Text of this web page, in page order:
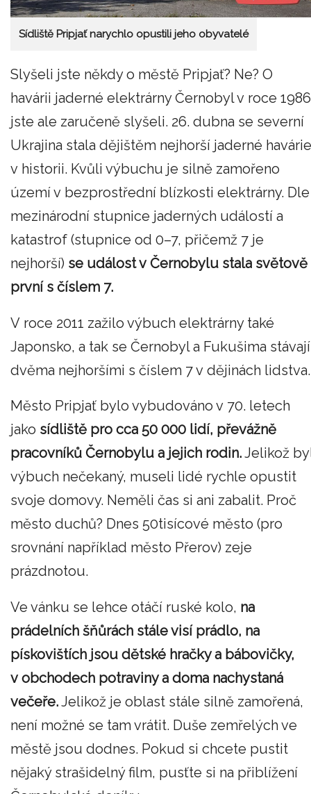
Sídliště Pripjať narychlo opustili jeho obyvatelé
Slyšeli jste někdy o městě Pripjať? Ne? O
havárii jaderné elektrárny Černobyl v roce 1986
jste ale zaručeně slyšeli. 26. dubna se severní
Ukrajina stala dějištěm nejhorší jaderné havárie
v historii. Kvůli výbuchu je silně zamořeno
území v bezprostřední blízkosti elektrárny. Dle
mezinárodní stupnice jaderných událostí a
katastrof (stupnice od 0–7, přičemž 7 je
nejhorší) se událost v Černobylu stala světově
první s číslem 7.
V roce 2011 zažilo výbuch elektrárny také
Japonsko, a tak se Černobyl a Fukušima stávají
dvěma nejhoršími s číslem 7 v dějinách lidstva.
Město Pripjať bylo vybudováno v 70. letech
jako sídliště pro cca 50 000 lidí, převážně
pracovníků Černobylu a jejich rodin.Jelikož
výbuch nečekaný, museli lidé rychle opustit
svoje domovy. Neměli čas si ani zabalit. Proč
město duchů? Dnes 50tisícové město (pro
srovnání například město Přerov) zeje
prázdnotou.
Ve vánku se lehce otáčí ruské kolo, na
prádelních šňůrách stále visí prádlo, na
pískovištích jsou dětské hračky a bábovičky,
v obchodech potraviny a doma nachystaná
večeře.Jelikož je oblast stále silně zamořená,
není možné se tam vrátit. Duše zemřelých ve
městě jsou dodnes. Pokud si chcete pustit
nějaký strašidelný film, pusťte si na přiblížení